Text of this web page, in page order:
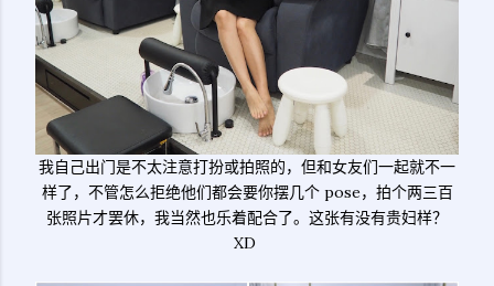
我自己出门是不太注意打扮或拍照的，但和女友们一起就不一
样了，不管怎么拒绝他们都会要你摆几个 pose，拍个两三百
张照片才罢休，我当然也乐着配合了。这张有没有贵妇样？
XD